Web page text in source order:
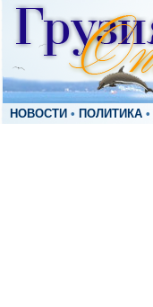
НОВОСТИ • ПОЛИТИКА •